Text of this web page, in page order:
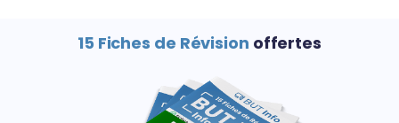
15 Fiches de Révision offertes